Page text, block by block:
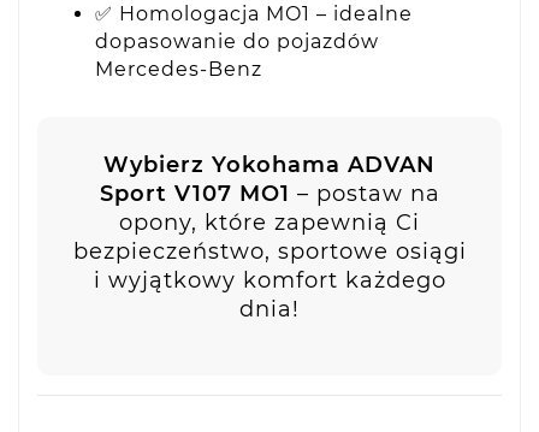
✅ Homologacja MO1 – idealne
dopasowanie do pojazdów
Mercedes-Benz
Wybierz Yokohama ADVAN
Sport V107 MO1 – postaw na
opony, które zapewnią Ci
bezpieczeństwo, sportowe osiągi
i wyjątkowy komfort każdego
dnia!